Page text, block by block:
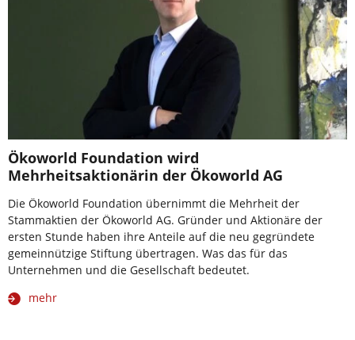
Ökoworld Foundation wird
Mehrheitsaktionärin der Ökoworld AG
Die Ökoworld Foundation übernimmt die Mehrheit der
Stammaktien der Ökoworld AG. Gründer und Aktionäre der
ersten Stunde haben ihre Anteile auf die neu gegründete
gemeinnützige Stiftung übertragen. Was das für das
Unternehmen und die Gesellschaft bedeutet.
mehr